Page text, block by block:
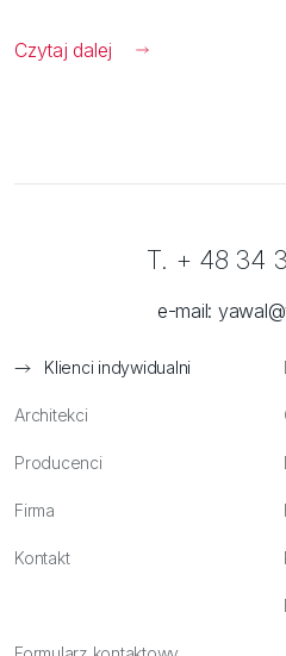
Czytaj dalej
Klienci indywidualni
Architekci
Producenci
Firma
Kontakt
T. + 48 34
e-mail: